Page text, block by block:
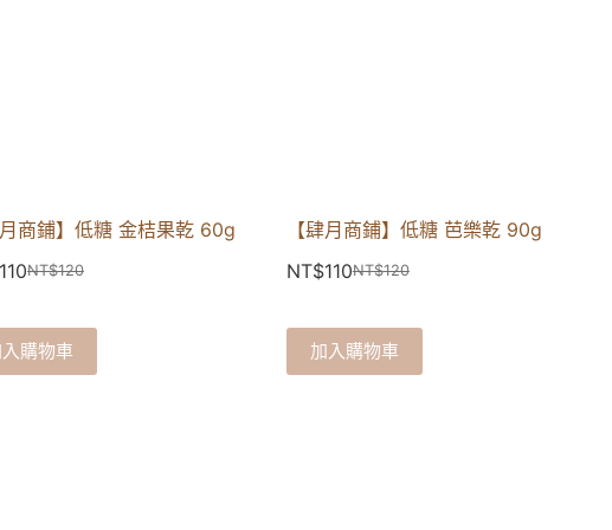
月商鋪】低糖 金桔果乾 60g
NT$120
購物車
【肆月商鋪】低糖 芭樂乾 90g
NT$120
NT$110
加入購物車